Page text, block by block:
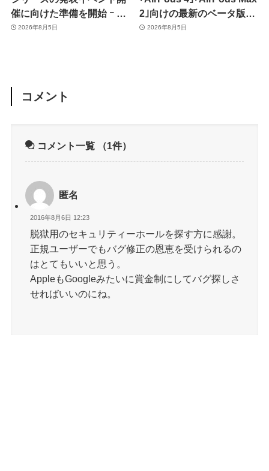
催に向けた準備を開始 ｰ 9
月8日か9月9日に開催見込
2026年8月5日
2｣向けの最新のベータ版フ
ァームウェア｢9A5336b｣を
2026年8月5日
コメント
コメント一覧 （1件）
匿名
2016年8月6日 12:23
脱獄用のセキュリティーホールを探す方に感謝。
正規ユーザーでもバグ修正の恩恵を受けられるの
はとてもいいと思う。
AppleもGoogleみたいに賞金制にしてバグ探しさ
せればいいのにね。